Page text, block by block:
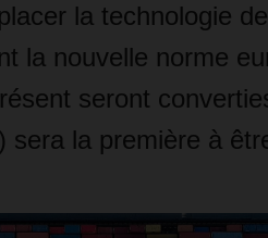
la technologie
la nouvelle norme
seront
sera la première à